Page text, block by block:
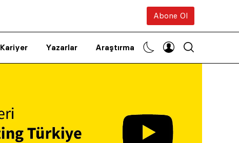
Abone Ol
Kariyer Yazarlar Araştırma